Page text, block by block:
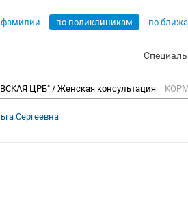
фамилии по поликлиникам по
ЦРБ" / Женская консультация
Сергеевна